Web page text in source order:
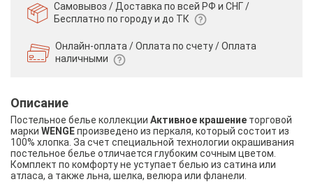
Самовывоз / Доставка по всей РФ и СНГ /
Бесплатно по городу и до ТК
Онлайн-оплата / Оплата по счету /Оплата
наличными
Описание
Постельное белье коллекции Активное крашение торговой
марки WENGEпроизведено из перкаля, который состоит из
100% хлопка. За счет специальной технологии окрашивания
постельное белье отличается глубоким сочным цветом.
Комплект по комфорту не уступает белью из сатина или
атласа, а также льна, шелка, велюра или фланели.